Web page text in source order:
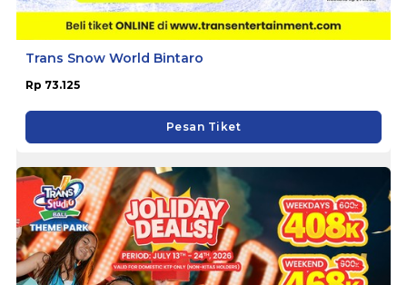
Trans Snow World Bintaro
Rp 73.125
Pesan Tiket